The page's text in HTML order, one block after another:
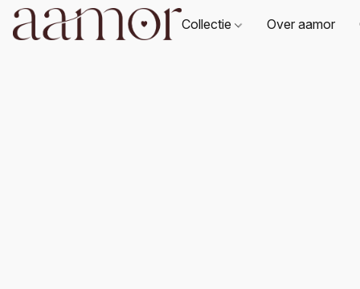
Collectie Over aamor